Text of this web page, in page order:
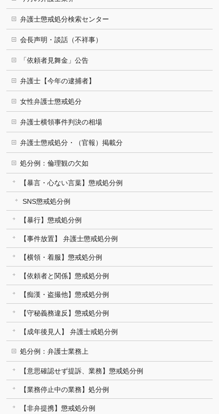
弁護士懲戒処分検索センター
会長声明・談話（不祥事）
「依頼者見舞金」公告
弁護士【今年の逮捕者】
女性弁護士懲戒処分
弁護士横領事件判決の相場
弁護士懲戒処分・（官報）掲載分
処分例：倫理観の欠如
【暴言・心ない言葉】懲戒処分例
SNS懲戒処分例
【暴行】懲戒処分例
【事件放置】 弁護士懲戒処分例
【横領・着服】懲戒処分例
【依頼者と関係】懲戒処分例
【痴漢・盗撮他】懲戒処分例
【守秘義務違反】懲戒処分例
【成年後見人】 弁護士戒処分例
処分例：弁護士業務上
【意思確認せず提訴、業務】懲戒処分例
【業務停止中の業務】処分例
【非弁提携】懲戒処分例